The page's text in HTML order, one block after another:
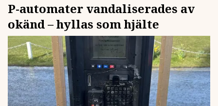
P-automater vandaliserades av
okänd – hyllas som hjälte